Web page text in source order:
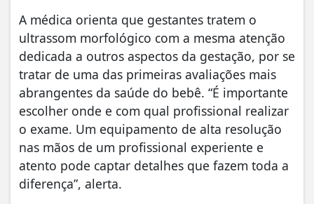
A médica orienta que gestantes tratem o
ultrassom morfológico com a mesma atenção
dedicada a outros aspectos da gestação, por se
tratar de uma das primeiras avaliações mais
abrangentes da saúde do bebê. “É importante
escolher onde e com qual profissional realizar
o exame. Um equipamento de alta resolução
nas mãos de um profissional experiente e
atento pode captar detalhes que fazem toda a
diferença”, alerta.